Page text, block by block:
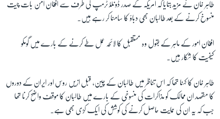
طاہر خان نے مزید بتایا کہ امریکہ کے صدر ڈونلڈ ٹرمپ کی طرف سے افغان امن بات چیت
منسوخ کرنے کے بعد طالبان بھی دباؤ کا سامنا کر رہے ہیں۔
افغان امور کے ماہر کے بقول وہ مستقبل کا لائحہ عمل طے کرنے کے بارے میں گومکو
کیفیت کا شکار ہیں۔
طاہر خان کا کہنا تھا کہ اس تناظر میں طالبان کے چین، قبل ازیں روس اور ایران کے دوروں
کا مقصد ان ممالک کو مذاکرات کی منسوخی کے بارے میں طالبان کا موقف واضح کرنا تھا
جب کہ یہ ان کی حمایت حاصل کرنے کی کوشش کی ایک کڑی بھی ہے۔